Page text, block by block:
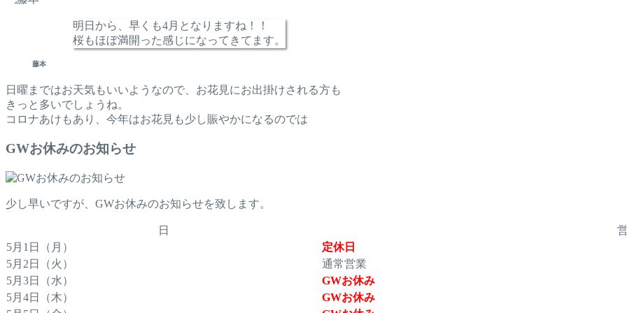
藤本
明日から、早くも4月となりますね！！
桜もほぼ満開った感じになってきてます。
日曜まではお天気もいいようなので、お花見にお出掛けされる方も
きっと多いでしょうね。
コロナあけもあり、今年はお花見も少し賑やかになるのでは
GWお休みのお知らせ
少し早いですが、GWお休みのお知らせを致します。
日
5月1日（月）
定休日
5月2日（火）
通常営業
5月3日（水）
GWお休み
5月4日（木）
GWお休み